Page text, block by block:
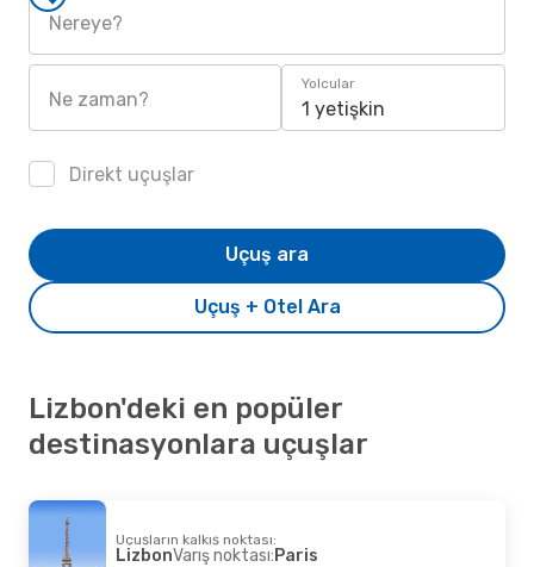
Nereye?
Ne zaman?
Yolcular
1 yetişkin
Direkt uçuşlar
Uçuş + Otel Ara
Uçuş ara
Lizbon'deki en popüler
destinasyonlara uçuşlar
Uçuşların kalkış noktası:
LizbonVarış noktası:Paris